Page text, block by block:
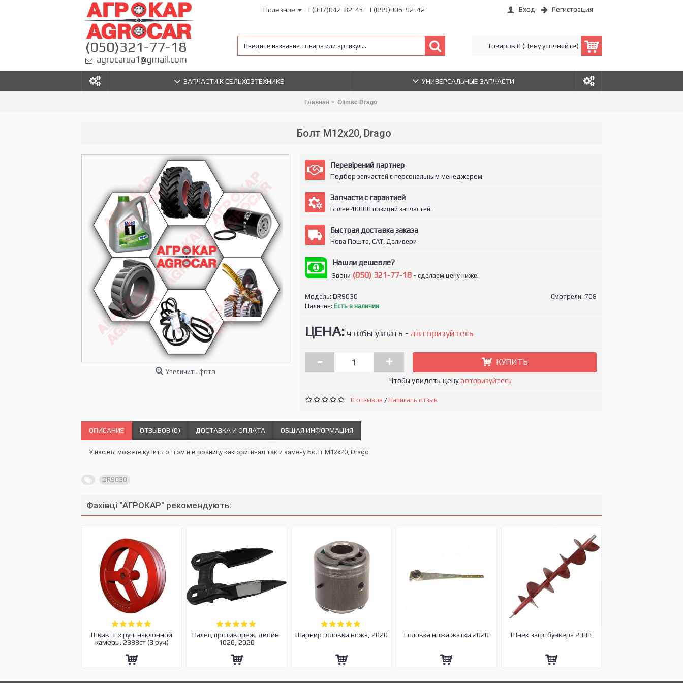
(050)321-77-18
agrocarua1@gmail.com
Полезное | (097)042-82-45 | (099)906-92-42 Вход Регистрация
Товаров 0 (Цену уточняйте)
ЗАПЧАСТИ К СЕЛЬХОЗТЕХНИКЕ УНИВЕРСАЛЬНЫЕ ЗАПЧАСТИ
Главная Olimac Drago
Болт M12x20, Drago
Увеличить фото
Перевірений партнер
Подбор запчастей с персональным менеджером.
Запчасти с гарантией
Более 40000 позиций запчастей.
Быстрая доставка заказа
Нова Пошта, САТ, Деливери
Нашли дешевле?
Звони (050) 321-77-18- сделаем цену ниже!
Смотрели: 708
Модель: DR9030
Наличие: Есть в наличии
ЦЕНА:чтобы узнать - авторизуйтесь
- + КУПИТЬ
Чтобы увидеть ценуавторизуйтесь
0 отзывов /Написать отзыв
ОПИСАНИЕ ОТЗЫВОВ (0) ДОСТАВКА И ОПЛАТА ОБЩАЯ ИНФОРМАЦИЯ
У нас вы можете купить оптом и в розницу как оригинал так и замену Болт M12x20, Drago
DR9030
Фахівці "АГРОКАР" рекомендують:
Шкив 3-х руч. наклонной
камеры. 2388ст (3 руч)
Палец противореж. двойн.
1020, 2020
Шарнир головки ножа, 2020 Головка ножа жатки 2020 Шнек загр. бункера 2388